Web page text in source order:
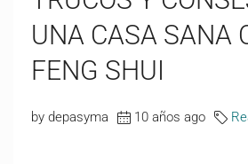
UNA CASA SANA
FENG SHUI
by depasyma 10 años ago